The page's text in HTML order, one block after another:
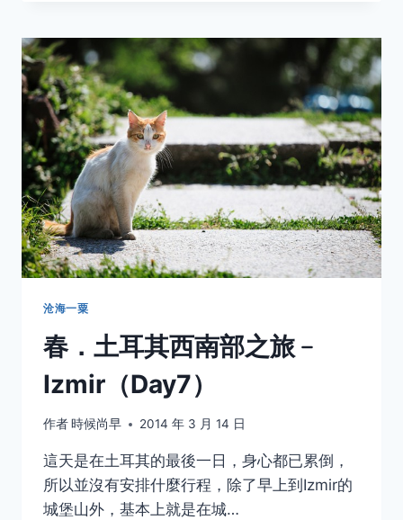
析
系
列
（10）
﹣
DON
KIDDICK
沧海一粟
春．土耳其西南部之旅﹣
Izmir（Day7）
作者時候尚早 2014 年 3 月 14 日
這天是在土耳其的最後一日，身心都已累倒，
所以並沒有安排什麼行程，除了早上到Izmir的
城堡山外，基本上就是在城…